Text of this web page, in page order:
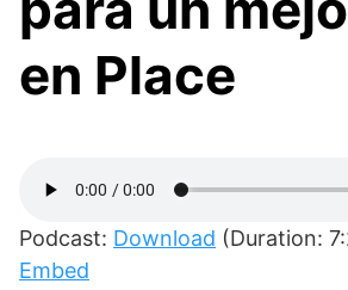
en Place
Podcast: Download (Duration:
Embed